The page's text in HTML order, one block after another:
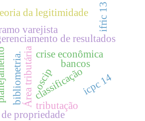
classificação
Área tributária tributação
de resultados
propriedade
bibliometria. bancos
crise econômica
oscip
varejista
da legitimidade ifric 13
icpc 14